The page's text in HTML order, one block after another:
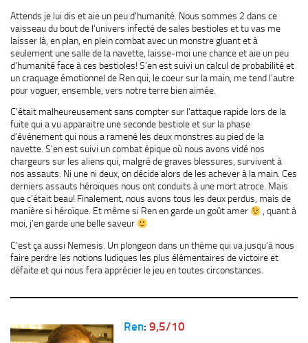
Attends je lui dis et aie un peu d’humanité. Nous sommes 2 dans ce
vaisseau du bout de l’univers infecté de sales bestioles et tu vas me
laisser là, en plan, en plein combat avec un monstre gluant et à
seulement une salle de la navette, laisse-moi une chance et aie un peu
d’humanité face à ces bestioles! S’en est suivi un calcul de probabilité et
un craquage émotionnel de Ren qui, le coeur sur la main, me tend l’autre
pour voguer, ensemble, vers notre terre bien aimée.
C’était malheureusement sans compter sur l’attaque rapide lors de la
fuite qui a vu apparaitre une seconde bestiole et sur la phase
d’événement qui nous a ramené les deux monstres au pied de la
navette. S’en est suivi un combat épique où nous avons vidé nos
chargeurs sur les aliens qui, malgré de graves blessures, survivent à
nos assauts. Ni une ni deux, on décide alors de les achever à la main. Ces
derniers assauts héroïques nous ont conduits à une mort atroce. Mais
que c’était beau! Finalement, nous avons tous les deux perdus, mais de
manière si héroïque. Et même si Ren en garde un goût amer
, quant à
moi, j’en garde une belle saveur
C’est ça aussi Nemesis. Un plongeon dans un thème qui va jusqu’à nous
faire perdre les notions ludiques les plus élémentaires de victoire et
défaite et qui nous fera apprécier le jeu en toutes circonstances.
Ren: 9,5/10